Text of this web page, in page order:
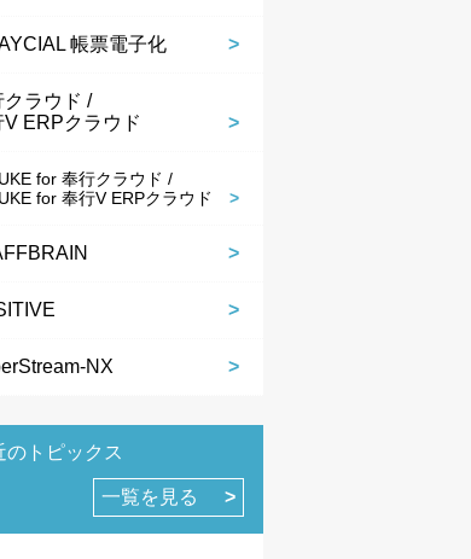
帳票電子化
クラウド /
V ERPクラウド
for 奉行クラウド /
for 奉行V ERPクラウド
NX
のトピックス
一覧を見る
と管理